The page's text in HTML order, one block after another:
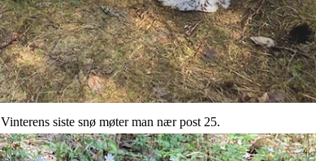
Vinterens siste snø møter man nær post 25.